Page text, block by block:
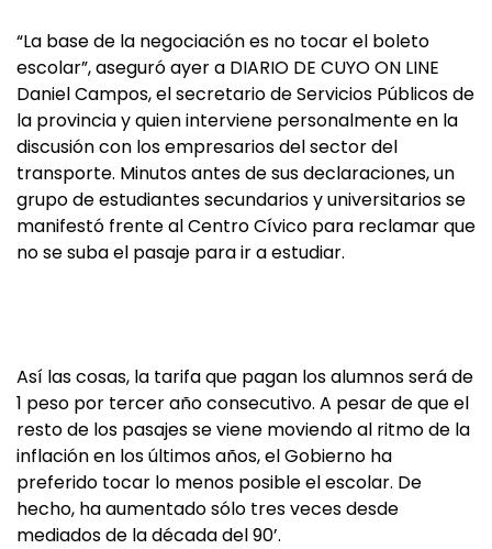
“La base de la negociación es no tocar el boleto
escolar”, aseguró ayer a DIARIO DE CUYO ON LINE
Daniel Campos, el secretario de Servicios Públicos de
la provincia y quien interviene personalmente en la
discusión con los empresarios del sector del
transporte. Minutos antes de sus declaraciones, un
grupo de estudiantes secundarios y universitarios se
manifestó frente al Centro Cívico para reclamar que
no se suba el pasaje para ir a estudiar.
Así las cosas, la tarifa que pagan los alumnos será de
1 peso por tercer año consecutivo. A pesar de que el
resto de los pasajes se viene moviendo al ritmo de la
inflación en los últimos años, el Gobierno ha
preferido tocar lo menos posible el escolar. De
hecho, ha aumentado sólo tres veces desde
mediados de la década del 90’.